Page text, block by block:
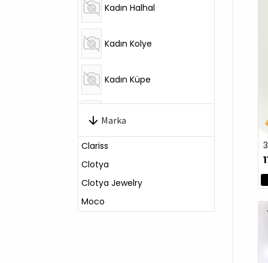
Kadın Halhal
Kadın Kolye
Kadın Küpe
Kadın Saat
Kadın Yüzük
Marka
Clariss
Clotya
Clotya Jewelry
Moco